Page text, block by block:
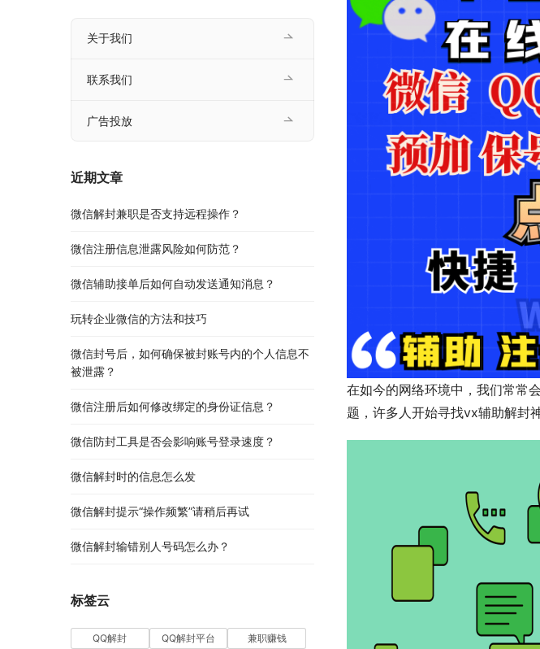
在如今的网络环境中，我们常常
题，许多人开始寻找vx辅助解封
关于我们
联系我们
广告投放
近期文章
微信解封兼职是否支持远程操作？
微信注册信息泄露风险如何防范？
微信辅助接单后如何自动发送通知消息？
玩转企业微信的方法和技巧
微信封号后，如何确保被封账号内的个人信息不
被泄露？
微信注册后如何修改绑定的身份证信息？
微信防封工具是否会影响账号登录速度？
微信解封时的信息怎么发
微信解封提示“操作频繁”请稍后再试
微信解封输错别人号码怎么办？
标签云
QQ解封 QQ解封平台
兼职赚钱